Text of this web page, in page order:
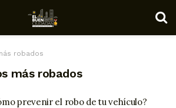
robados
más robados
prevenir el robo de tu vehículo?